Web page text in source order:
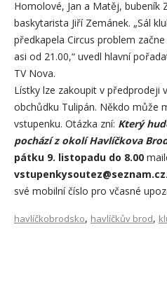
Homolové, Jan a Matěj, bubeník
baskytarista Jiří Zemánek. „Sál
předkapela Circus problem
asi od 21.00,“ uvedl hlavní
TV Nova.
Lístky lze zakoupit v předprodeji
obchůdku Tulipán. Někdo může
vstupenku. Otázka zní: Který
pochází z okolí Havlíčkova
pátku 9. listopadu do 8.00
vstupenkysoutez@seznam.cz
své mobilní číslo pro včasné
havlíčkobrodsko, havlíčkův brod,